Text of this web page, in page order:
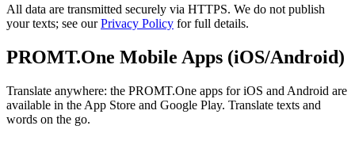
All data are transmitted securely via HTTPS. We do not publish
your texts; see ourPrivacy Policy for full details.
PROMT.One Mobile Apps (iOS/Android)
Translate anywhere: the PROMT.One apps for iOS and Android are
available in the App Store and Google Play. Translate texts and
words on the go.